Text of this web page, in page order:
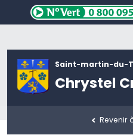
Saint-martin-du-
Chrystel
Revenir